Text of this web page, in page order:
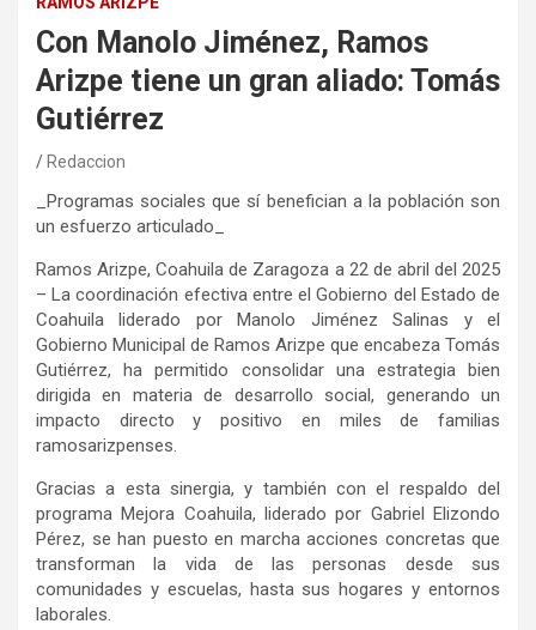
Con Manolo Jiménez, Ramos
Arizpe tiene un gran aliado: Tomás
Gutiérrez
Redaccion
_Programas sociales que sí benefician a la población son
un esfuerzo articulado_
Ramos Arizpe, Coahuila de Zaragoza a 22 de abril del 2025
– La coordinación efectiva entre el Gobierno del Estado de
Coahuila liderado por Manolo Jiménez Salinas y el
Gobierno Municipal de Ramos Arizpe que encabeza Tomás
Gutiérrez, ha permitido consolidar una estrategia bien
dirigida en materia de desarrollo social, generando un
impacto directo y positivo en miles de familias
ramosarizpenses.
Gracias a esta sinergia, y también con el respaldo del
programa Mejora Coahuila, liderado por Gabriel Elizondo
Pérez, se han puesto en marcha acciones concretas que
transforman la vida de las personas desde sus
comunidades y escuelas, hasta sus hogares y entornos
laborales.